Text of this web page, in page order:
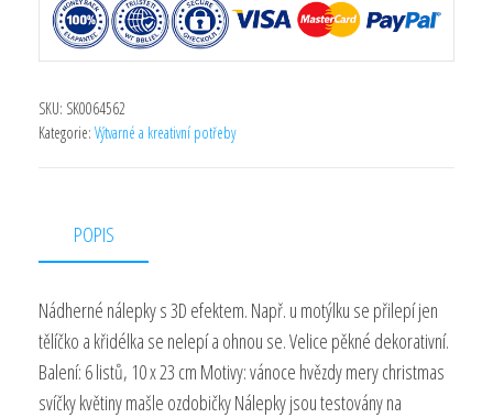
Vysoce
Kvalitní
SKU: SK0064562
Kategorie: Výtvarné a kreativní potřeby
POPIS
Nádherné nálepky s 3D efektem. Např. u motýlku se přilepí jen
tělíčko a křidélka se nelepí a ohnou se. Velice pěkné dekorativní.
Balení: 6 listů, 10 x 23 cm Motivy: vánoce hvězdy mery christmas
svíčky květiny mašle ozdobičky Nálepky jsou testovány na